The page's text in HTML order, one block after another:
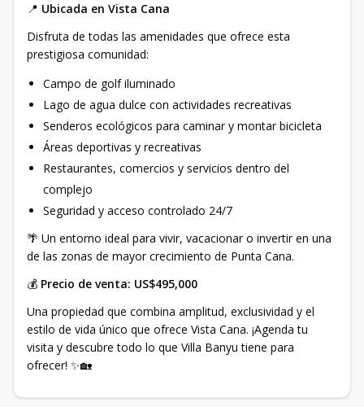
📍 Ubicada en Vista Cana
Disfruta de todas las amenidades que ofrece esta
prestigiosa comunidad:
Campo de golf iluminado
Lago de agua dulce con actividades recreativas
Senderos ecológicos para caminar y montar bicicleta
Áreas deportivas y recreativas
Restaurantes, comercios y servicios dentro del
complejo
Seguridad y acceso controlado 24/7
🌴 Un entorno ideal para vivir, vacacionar o invertir en una
de las zonas de mayor crecimiento de Punta Cana.
💰 Precio de venta: US$495,000
Una propiedad que combina amplitud, exclusividad y el
estilo de vida único que ofrece Vista Cana. ¡Agenda tu
visita y descubre todo lo que Villa Banyu tiene para
ofrecer! ✨🏡